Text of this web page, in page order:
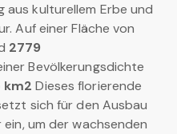
aus kulturellem Erbe und
Auf einer Fläche von
2779
Bevölkerungsdichte
km2 Dieses florierende
sich für den Ausbau
um der wachsenden